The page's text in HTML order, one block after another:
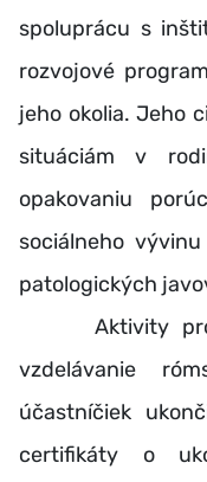
spoluprácu s
rozvojové
jeho okolia. Jeho
situáciám v
opakovaniu
sociálneho
patologických
Aktivity
vzdelávanie
účastníčiek
certifikáty o